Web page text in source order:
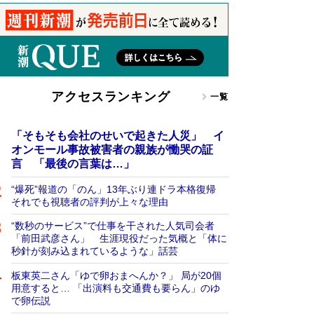
アクセスランキング 一覧
「そもそも会社のせいで起きた人災」 イ
オンモール事故被害者の親族が慟哭の証
言 「最後の言葉は…」
“爆死”報道の「のん」13年ぶり連ドラ本格復帰
それでも視聴者の評判が上々な理由
“数秒のサービス”で仕事を干された人気司会者
「前田武彦さん」 生涯現役だった気概と「体に
秒針が刻み込まれているような」話芸
板東英二さん「ゆで卵おまへんか？」 局が20個
用意すると… 「出演料も交通費も要らん」のゆ
で卵伝説